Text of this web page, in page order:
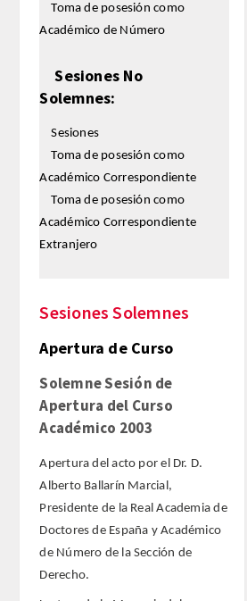
REGLAMENTO
ACADÉMICOS
MEDICINA
FARMACIA
CIENCIAS POLíTICAS Y DE LA
INGENIERíA
ARQUITECTURA Y BELLAS ARTES
Toma de posesión como
Académico de Número
Sesiones No
Solemnes:
Sesiones
Toma de posesión como
Académico Correspondiente
Toma de posesión como
Académico Correspondiente
Extranjero
Sesiones Solemnes
Apertura de Curso
Solemne Sesión de
Apertura del Curso
Académico 2003
Apertura del acto por el Dr. D.
Alberto Ballarín Marcial,
Presidente de la Real Academia de
Doctores de España y Académico
de Número de la Sección de
Derecho.